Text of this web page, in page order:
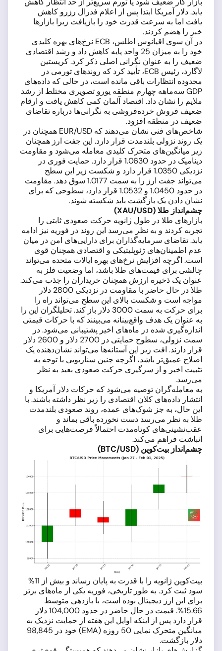
یابد. دلار آمریکا ابتدا پس از اعلام فدرال رزرو کاهش
یافت اما به سرعت قدرت خود را بازیافت زیرا بازارها
خبر را هضم کردند.
در آن سوی اقیانوس اطلس، ECB نرخ‌های بهره کلیدی
خود را به میزان 25 واحد پایه کاهش داد و رشد اقتصادی
ضعیف را به عنوان نگرانی اصلی ذکر کرد. کریستین
لاگارد، رئیس ECB، تأیید کرد که روندهای تورمی در
محدوده انتظارات باقی مانده است، در حالی که داده‌های
GDP سه‌ماهه چهارم منطقه یورو تصویری مختلط از رشد
ملایم را نشان داد. اقتصاد آلمان کمی کاهش یافت و ارقام
ضعیف فروش خرده‌فروشی به نگرانی‌ها درباره تقاضای
ضعیف در منطقه افزود.
شاخص‌های فنی نشان می‌دهند که EUR/USD همچنان در
یک روند نزولی بلندمدت قرار دارد. این جفت ارز همچنان
زیر میانگین‌های متحرک کلیدی معامله می‌شود و مقاومت
دینامیک در حدود 1.0630 قرار دارد. حمایت فوری در
نزدیکی 1.0350 قرار دارد و شکست زیر این سطح
می‌تواند جفت ارز را به سمت 1.0177 سوق دهد. مقاومت
در حدود 1.0450 و 1.0532 قرار دارد، سطوحی که برای
نشان دادن یک بازگشت باید شکسته شوند.
چشم‌انداز طلا (XAU/USD)
بازارهای طلا در طول ژانویه حرکت صعودی ثابتی را
تجربه کردند و به نظر می‌رسد این روند در فوریه نیز ادامه
یابد. تقاضای سرمایه‌گذاران برای دارایی‌های امن در میان
عدم اطمینان‌های ژئوپلیتیکی و اقتصادی همچنان قوی
است. اگرچه افزایش نرخ‌های بهره ایالات متحده می‌تواند
چالشی برای قیمت‌های طلا باشد، اما وضعیت فلز به
عنوان یک ذخیره ارزش همچنان خریداران را جذب می‌کند.
طلا در حال حاضر با مقاومت در نزدیکی 2800 دلار
مواجه است و شکست بالای این سطح می‌تواند راه را
برای حرکت به سمت 3000 دلار باز کند. تحلیلگران این را
به عنوان یک هدف واقع‌بینانه می‌بینند که با حرکات قیمتی
اندازه‌گیری شده در ماه‌های اخیر پشتیبانی می‌شود. در
سمت نزولی، سطوح حمایتی در 2700 دلار و 2600 دلار
قرار دارند. افت زیر این آستانه‌ها می‌تواند نشان‌دهنده یک
اصلاح عمیق‌تر باشد، اگرچه چنین سناریویی با توجه به
تثبیت اخیر و از سرگیری حرکت صعودی بعید به نظر
می‌رسد.
به معامله‌گران توصیه می‌شود که حرکات دلار آمریکا و
انتشار داده‌های کلان اقتصادی را زیر نظر داشته باشند. با
این حال، به جز شوک‌های عمده، روند صعودی بلندمدت
طلا به نظر می‌رسد دست نخورده باقی بماند و
عقب‌نشینی‌های کوتاه‌مدت احتمالاً فرصت‌هایی برای
انباشت فراهم می‌کند.
چشم‌انداز بیت‌کوین (BTC/USD)
بیت‌کوین ژانویه را با قدرت به پایان رساند و بیش از 11%
سود ثبت کرد. به طور تاریخی، فوریه یکی از ماه‌های برتر
برای این ارز دیجیتال بوده است، با بازدهی متوسط
15.66%. قیمت در حال حاضر در حدود 104,000 دلار
قرار دارد پس از اینکه اوایل این هفته از حمایت نزدیک به
میانگین متحرک نمایی 50 روزه (EMA) خود در 98,845
دلار بازگشت.